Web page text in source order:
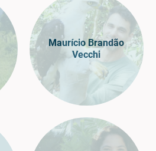
Maurício Brandão
Vecchi